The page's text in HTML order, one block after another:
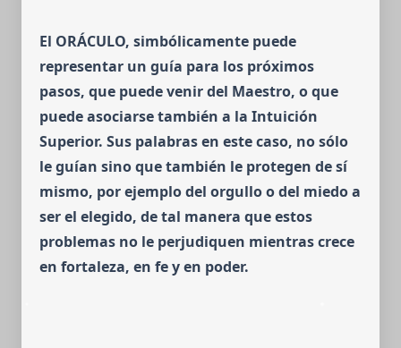
El ORÁCULO, simbólicamente puede
representar un guía para los próxi­mos
pasos, que puede venir del Maestro, o que
puede asociarse también a la Intuición
Superior. Sus palabras en este caso, no sólo
le guían sino que también le protegen de sí
mismo, por ejemplo del orgullo o del miedo a
ser el elegido, de tal manera que estos
problemas no le perjudiquen mientras crece
en fortaleza, en fe y en poder.